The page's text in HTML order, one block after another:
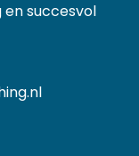
succesvol